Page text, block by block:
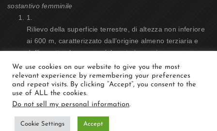
sostantivo femminile
1.
Rilievo della superficie terrestre, di altezza non inferiore
ai 600 m, caratterizzato dall’origine almeno terziaria e
dall’aspetto almeno parzialmente impervio;
Prenotazioni: Contattaci: Privacy Policy
We use cookies on our website to give you the most
relevant experience by remembering your preferences
and repeat visits. By clicking “Accept”, you consent to the
use of ALL the cookies.
Do not sell my personal information.
Cookie Settings Accept